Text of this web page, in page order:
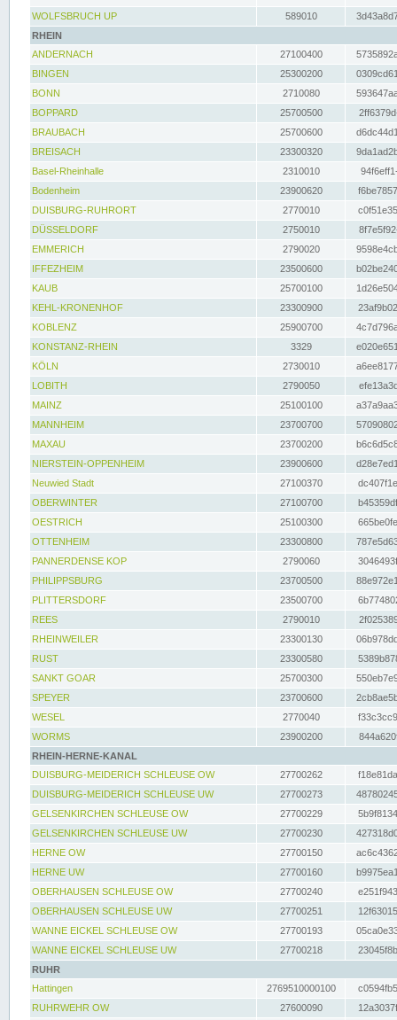
WOLFSBRUCH UP
589010
RHEIN
ANDERNACH
27100400
BINGEN
25300200
BONN
2710080
BOPPARD
25700500
BRAUBACH
25700600
BREISACH
23300320
Basel-Rheinhalle
2310010
Bodenheim
23900620
DUISBURG-RUHRORT
2770010
DÜSSELDORF
2750010
EMMERICH
2790020
IFFEZHEIM
23500600
KAUB
25700100
KEHL-KRONENHOF
23300900
KOBLENZ
25900700
KONSTANZ-RHEIN
3329
KÖLN
2730010
LOBITH
2790050
MAINZ
25100100
MANNHEIM
23700700
MAXAU
23700200
NIERSTEIN-OPPENHEIM
23900600
Neuwied Stadt
27100370
OBERWINTER
27100700
OESTRICH
25100300
OTTENHEIM
23300800
PANNERDENSE KOP
2790060
PHILIPPSBURG
23700500
PLITTERSDORF
23500700
REES
2790010
RHEINWEILER
23300130
RUST
23300580
SANKT GOAR
25700300
SPEYER
23700600
WESEL
2770040
WORMS
23900200
RHEIN-HERNE-KANAL
DUISBURG-MEIDERICH SCHLEUSE OW
27700262
DUISBURG-MEIDERICH SCHLEUSE UW
27700273
GELSENKIRCHEN SCHLEUSE OW
27700229
GELSENKIRCHEN SCHLEUSE UW
27700230
HERNE OW
27700150
HERNE UW
27700160
OBERHAUSEN SCHLEUSE OW
27700240
OBERHAUSEN SCHLEUSE UW
27700251
WANNE EICKEL SCHLEUSE OW
27700193
WANNE EICKEL SCHLEUSE UW
27700218
RUHR
Hattingen
2769510000100
RUHRWEHR OW
27600090